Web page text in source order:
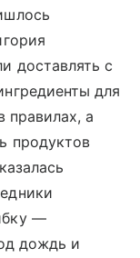
доставлять с
для
правилах, а
продуктов
—
дождь и